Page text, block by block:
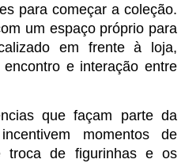
para começar a coleção.
um espaço próprio para
em frente à loja,
e interação entre
que façam parte da
momentos de
troca de figurinhas e os